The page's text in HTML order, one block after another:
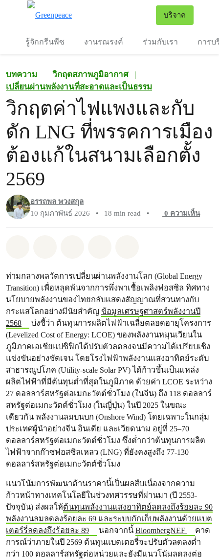
บริจาค
รู้จักกรีนพีซ งานรณรงค์ ร่วมกับเรา การบ
บทความ วิกฤตสภาพภูมิอากาศ
|
เปลี่ยนผ่านพลังงานที่สะอาดและเป็นธรรม
วิกฤตค่าไฟแพงและกับ
ดัก LNG ที่พรรคการเมือง
ต้องแก้ในสนามเลือกตั้ง
2569
อรรถพล พวงสกุล
10 กุมภาพันธ์ 2026
• 18 min read • 0 ความเห็น
ท่ามกลางพลวัตการเปลี่ยนผ่านพลังงานโลก (Global Energy
Transition) เพื่อหลุดพ้นจากการพึ่งพาเชื้อเพลิงฟอสซิล ทิศทาง
นโยบายพลังงานของไทยกลับแสดงสัญญาณที่สวนทางกับ
กระแสโลกอย่างมีนัยสำคัญ ข้อมูลเศรษฐศาสตร์พลังงานปี
2568
บ่งชี้ว่า ต้นทุนการผลิตไฟฟ้าเฉลี่ยตลอดอายุโครงการ
(Levelized Cost of Energy: LCOE) ของพลังงานหมุนเวียนใน
ภูมิภาคเอเชียแปซิฟิกได้ปรับตัวลดลงจนมีความได้เปรียบเชิง
แข่งขันอย่างชัดเจน โดยโรงไฟฟ้าพลังงานแสงอาทิตย์ระดับ
สาธารณูปโภค (Utility-scale Solar PV) ได้ก้าวขึ้นเป็นแหล่ง
ผลิตไฟฟ้าที่มีต้นทุนต่ำที่สุดในภูมิภาค ด้วยค่า LCOE ระหว่าง
27 ดอลลาร์สหรัฐต่อเมกะวัตต์ชั่วโมง (ในจีน) ถึง 118 ดอลลาร์
สหรัฐต่อเมกะวัตต์ชั่วโมง (ในญี่ปุ่น) ในปี 2025 ในขณะ
เดียวกัน พลังงานลมบนบก (Onshore Wind) โดยเฉพาะในกลุ่ม
ประเทศผู้นำอย่างจีน อินเดีย และเวียดนาม อยู่ที่ 25–70
ดอลลาร์สหรัฐต่อเมกะวัตต์ชั่วโมง ซึ่งต่ำกว่าต้นทุนการผลิต
ไฟฟ้าจากก๊าซฟอสซิลเหลว (LNG) ที่ยังคงสูงถึง 77-130
ดอลลาร์สหรัฐต่อเมกะวัตต์ชั่วโมง
แนวโน้มการพัฒนาด้านราคานี้เป็นผลสืบเนื่องจากความ
ก้าวหน้าทางเทคโนโลยีในช่วงทศวรรษที่ผ่านมา (ปี 2553-
ปัจจุบัน) ส่งผลให้ต้นทุนพลังงานแสงอาทิตย์ลดลงถึงร้อยละ 90
พลังงานลมลดลงร้อยละ 69 และระบบกักเก็บพลังงานด้วยแบต
เตอร์รี่ลดลงถึงร้อยละ 89
นอกจากนี้ BloombergNEF
คาด
การณ์ว่าภายในปี 2569 ต้นทุนแบตเตอรี่จะปรับตัวลดลงต่ำ
กว่า 100 ดอลลาร์สหรัฐต่อหน่วยและยังมีแนวโน้มลดลงต่อ